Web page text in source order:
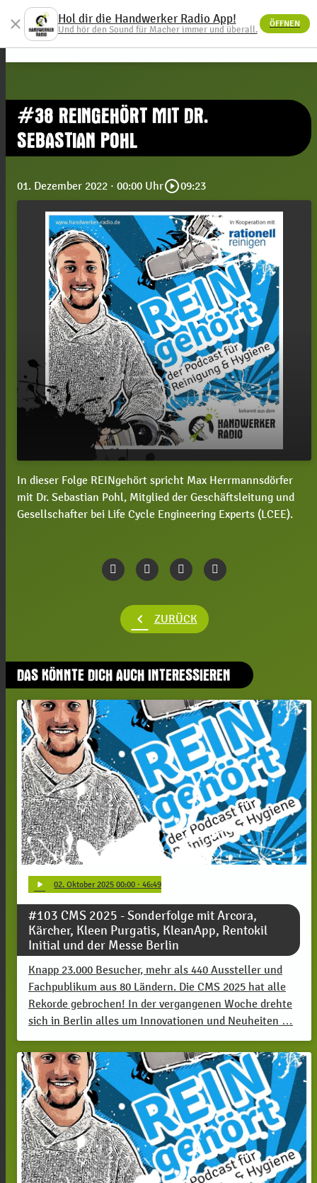
menu
#38 REINGEHÖRT MIT DR.
SEBASTIAN POHL
01. Dezember 2022 · 00:00 Uhrplay_circle_outline09:23
play_arrow #38 REINgehört mit Dr. Sebastian Pohl
00:00 09:23
In dieser Folge REINgehört spricht Max Herrmannsdörfer
mit Dr. Sebastian Pohl, Mitglied der Geschäftsleitung und
Gesellschafter bei Life Cycle Engineering Experts (LCEE).
chevron_left ZURÜCK
DAS KÖNNTE DICH AUCH INTERESSIEREN
play_arrow 02. Oktober 2025 00:00 · 46:49
#103 CMS 2025 - Sonderfolge mit Arcora,
Kärcher, Kleen Purgatis, KleanApp, Rentokil
Initial und der Messe Berlin
Knapp 23.000 Besucher, mehr als 440 Aussteller und
Fachpublikum aus 80 Ländern. Die CMS 2025 hat alle
Rekorde gebrochen! In der vergangenen Woche drehte
sich in Berlin alles um Innovationen und Neuheiten …
close Hol dir die Handwerker Radio App!
Und hör den Sound für Macher immer und überall.
ÖFFNEN